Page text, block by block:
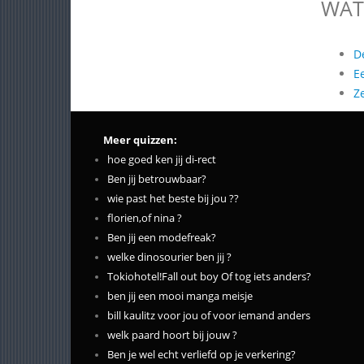
Meer quizzen:
hoe goed ken jij di-rect
Ben jij betrouwbaar?
wie past het beste bij jou ??
florien,of nina ?
Ben jij een modefreak?
welke dinosourier ben jij ?
Tokiohotel!Fall out boy Of tog iets anders?
ben jij een mooi manga meisje
bill kaulitz voor jou of voor iemand anders
welk paard hoort bij jouw ?
Ben je wel echt verliefd op je verkering?